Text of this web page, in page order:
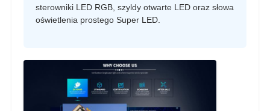
sterowniki LED RGB, szyldy otwarte LED oraz słowa
oświetlenia prostego Super LED.